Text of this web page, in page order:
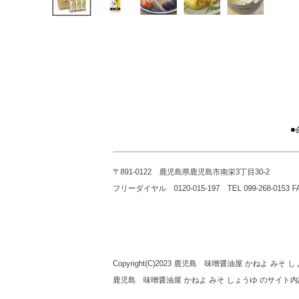
■
〒891-0122 鹿児島県鹿児島市南栄3丁目30-2
フリーダイヤル 0120-015-197 TEL 099-268-0153
Copyright(C)2023 鹿児島 味噌醤油屋 かねよ みそ
鹿児島 味噌醤油屋 かねよ みそ しょうゆ のサイト内